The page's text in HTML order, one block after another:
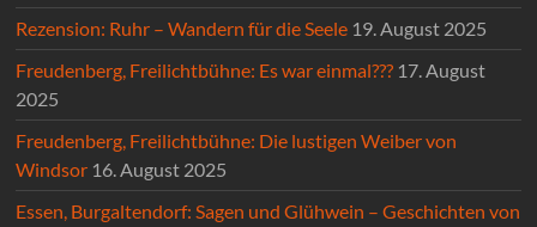
Rezension: Ruhr – Wandern für die Seele 19. August 2025
Freudenberg, Freilichtbühne: Es war einmal??? 17. August
2025
Freudenberg, Freilichtbühne: Die lustigen Weiber von
Windsor 16. August 2025
Essen, Burgaltendorf: Sagen und Glühwein – Geschichten von